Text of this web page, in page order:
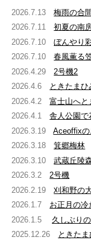
2026.7.13梅雨の合
2026.7.11初夏の南
2026.7.10ぼんやり
2026.7.10春風薫る
2026.4.29 2号機2
2026.4.6
ときたま
2026.4.2富士山へと
2026.4.1舎人公園で
2026.3.19Aceoffix
2026.3.18箕郷梅林
2026.3.10武蔵丘陵
2026.3.22号機
2026.2.19刈和野の
2026.1.7 お正月の
2026.1.5 久しぶり
2025.12.26
ときた